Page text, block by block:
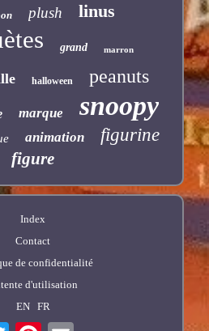
plush linus
grand marron
halloween peanuts
marque snoopy
animation figurine
figure
Index
Contact
de confidentialité
d'utilisation
EN
FR